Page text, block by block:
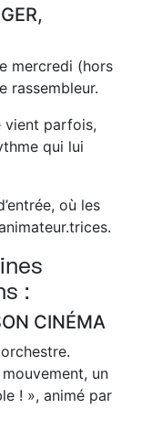
mercredi (hors
rassembleur.
vient parfois,
qui lui
où les
:
CINÉMA
un
! », animé par